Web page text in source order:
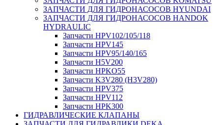
ЗАПЧАСТИ ДЛЯ ГИДРОНАСОСОВ HYUNDAI
ЗАПЧАСТИ ДЛЯ ГИДРОНАСОСОВ HANDOK
HYDRAULIC
Запчасти HPV102/105/118
Запчасти HPV145
Запчасти HPV95/140/165
Запчасти H5V200
Запчасти HPKO55
Запчасти K3V280 (H3V280)
Запчасти HPV375
Запчасти HPV112
Запчасти HPK300
ГИДРАВЛИЧЕСКИЕ КЛАПАНЫ